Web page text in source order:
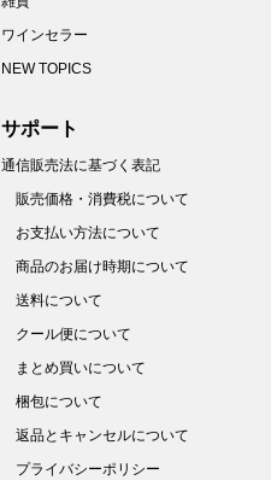
ワインセラー
NEW TOPICS
サポート
通信販売法に基づく表記
販売価格・消費税について
お支払い方法について
商品のお届け時期について
送料について
クール便について
まとめ買いについて
梱包について
返品とキャンセルについて
プライバシーポリシー